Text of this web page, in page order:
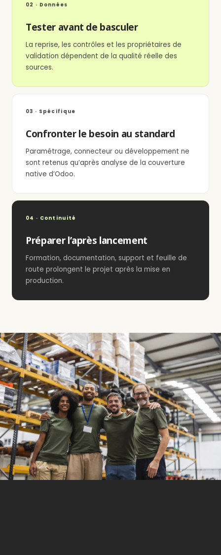
02 · Données
Tester avant de basculer
La reprise, les contrôles et les propriétaires de
validation dépendent de la qualité réelle des
sources.
03 · Spécifique
Confronter le besoin au standard
Paramétrage, connecteur ou développement ne
sont retenus qu’après analyse de la couverture
native d’Odoo.
04 · Continuité
Préparer l’après lancement
Formation, documentation, support et feuille de
route prolongent le projet après la mise en
production.